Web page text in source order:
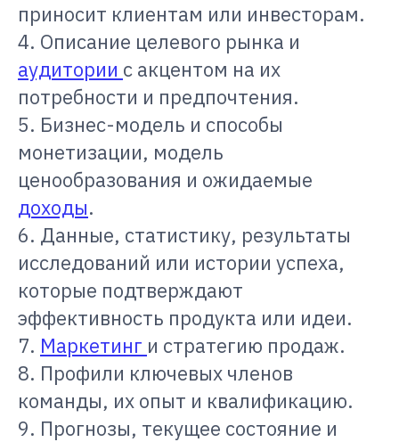
приносит клиентам или инвесторам.
4. Описание целевого рынка и
аудитории с акцентом на их
потребности и предпочтения.
5. Бизнес-модель и способы
монетизации, модель
ценообразования и ожидаемые
доходы.
6. Данные, статистику, результаты
исследований или истории успеха,
которые подтверждают
эффективность продукта или идеи.
7. Маркетинг и стратегию продаж.
8. Профили ключевых членов
команды, их опыт и квалификацию.
9. Прогнозы, текущее состояние и